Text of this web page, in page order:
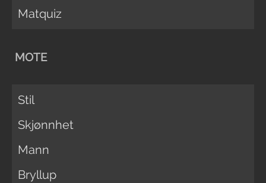
Matquiz
MOTE
Stil
Skjønnhet
Mann
Bryllup